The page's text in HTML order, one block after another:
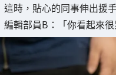
這時，貼心的同事伸出援
編輯部員B：「你看起來很